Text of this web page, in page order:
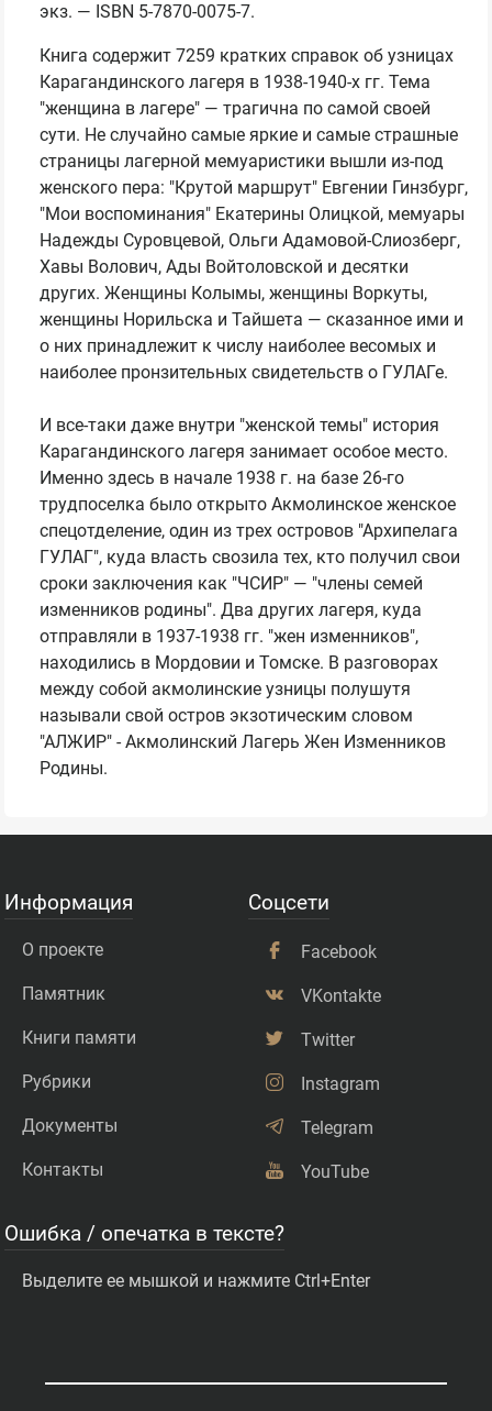
экз. — ISBN 5-7870-0075-7.
Книга содержит 7259 кратких справок об узницах
Карагандинского лагеря в 1938-1940-х гг. Тема
"женщина в лагере" — трагична по самой своей
сути. Не случайно самые яркие и самые страшные
страницы лагерной мемуаристики вышли из-под
женского пера: "Крутой маршрут" Евгении Гинзбург,
"Мои воспоминания" Екатерины Олицкой, мемуары
Надежды Суровцевой, Ольги Адамовой-Слиозберг,
Хавы Волович, Ады Войтоловской и десятки
других. Женщины Колымы, женщины Воркуты,
женщины Норильска и Тайшета — сказанное ими и
о них принадлежит к числу наиболее весомых и
наиболее пронзительных свидетельств о ГУЛАГе.
И все-таки даже внутри "женской темы" история
Карагандинского лагеря занимает особое место.
Именно здесь в начале 1938 г. на базе 26-го
трудпоселка было открыто Акмолинское женское
спецотделение, один из трех островов "Архипелага
ГУЛАГ", куда власть свозила тех, кто получил свои
сроки заключения как "ЧСИР" — "члены семей
изменников родины". Два других лагеря, куда
отправляли в 1937-1938 гг. "жен изменников",
находились в Мордовии и Томске. В разговорах
между собой акмолинские узницы полушутя
называли свой остров экзотическим словом
"АЛЖИР" - Акмолинский Лагерь Жен Изменников
Родины.
Информация
О проекте
Памятник
Книги памяти
Рубрики
Документы
Контакты
Соцсети
Facebook
VKontakte
Twitter
Instagram
Telegram
YouTube
Ошибка / опечатка в тексте?
Выделите ее мышкой и нажмите Ctrl+Enter